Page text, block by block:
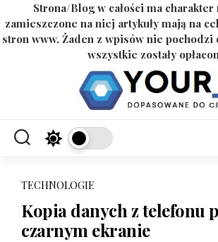
Strona/Blog w całości ma charakter
zamieszczone na niej artykuły mają na
stron www. Żaden z wpisów nie pochodzi
wszystkie zostały
TECHNOLOGIE
Kopia danych z telefonu
czarnym ekranie